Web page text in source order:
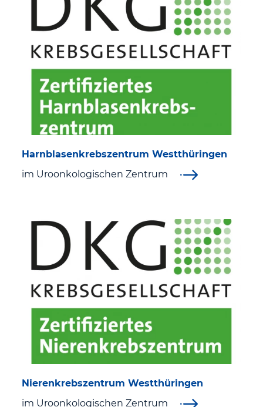
Wundmanagement
Zentrale Sterilgutversorgungsabteilung
Zentrum für Hämatologische Neoplasien am St. Georg
Klinikum Eisenach
Zentrum für Physikalische und Rehabilitative Medizin
Pﬂegedienst
Ihr Aufenthalt
Patienten
Aufenthalt und Entlassung
Patientensicherheit
Harnblasenkrebszentrum Westthüringen
im Uroonkologischen Zentrum
Nierenkrebszentrum Westthüringen
im Uroonkologischen Zentrum